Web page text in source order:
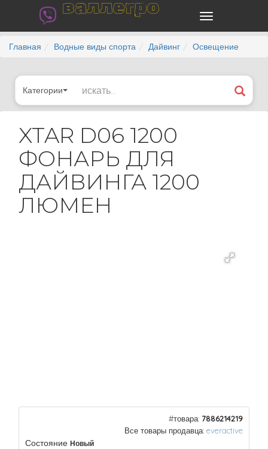
валлегро
Главная Водные виды спорта Дайвинг Освещение
Категории
XTAR D06 1200
ФОНАРЬ ДЛЯ
ДАЙВИНГА 1200
ЛЮМЕН
#товара: 7886214219
Все товары продавца: everactive
Состояние Новый